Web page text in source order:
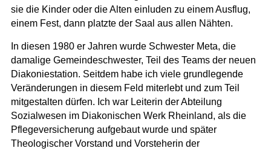
sie die Kinder oder die Alten einluden zu einem Ausflug,
einem Fest, dann platzte der Saal aus allen Nähten.
In diesen 1980 er Jahren wurde Schwester Meta, die
damalige Gemeindeschwester, Teil des Teams der neuen
Diakoniestation. Seitdem habe ich viele grundlegende
Veränderungen in diesem Feld miterlebt und zum Teil
mitgestalten dürfen. Ich war Leiterin der Abteilung
Sozialwesen im Diakonischen Werk Rheinland, als die
Pflegeversicherung aufgebaut wurde und später
Theologischer Vorstand und Vorsteherin der